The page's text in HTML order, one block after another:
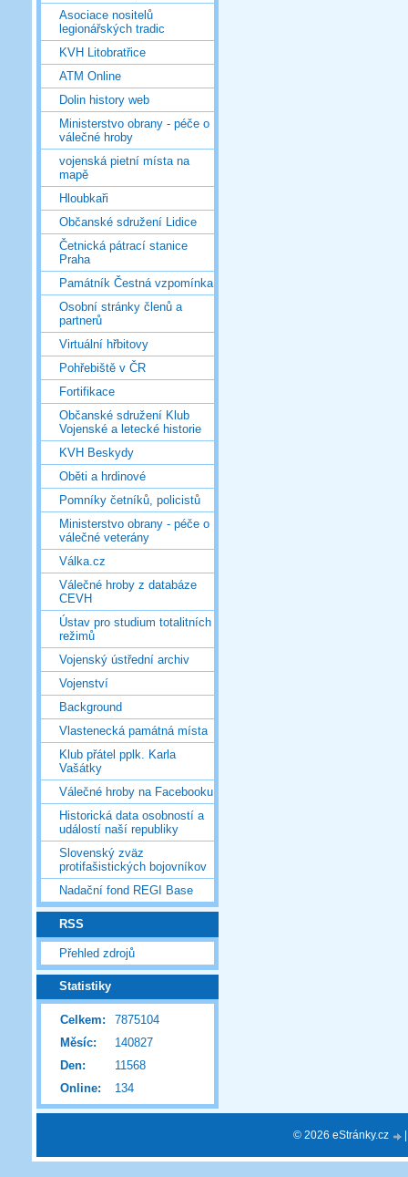
Asociace nositelů
legionářských tradic
KVH Litobratřice
ATM Online
Dolin history web
Ministerstvo obrany - péče o
válečné hroby
vojenská pietní místa na
mapě
Hloubkaři
Občanské sdružení Lidice
Četnická pátrací stanice
Praha
Památník Čestná vzpomínka
Osobní stránky členů a
partnerů
Virtuální hřbitovy
Pohřebiště v ČR
Fortifikace
Občanské sdružení Klub
Vojenské a letecké historie
KVH Beskydy
Oběti a hrdinové
Pomníky četníků, policistů
Ministerstvo obrany - péče o
válečné veterány
Válka.cz
Válečné hroby z databáze
CEVH
Ústav pro studium totalitních
režimů
Vojenský ústřední archiv
Vojenství
Background
Vlastenecká památná místa
Klub přátel pplk. Karla
Vašátky
Válečné hroby na Facebooku
Historická data osobností a
událostí naší republiky
Slovenský zväz
protifašistických bojovníkov
Nadační fond REGI Base
RSS
Přehled zdrojů
Statistiky
Online: 134
Celkem:
7875104
Měsíc:
140827
Den:
11568
© 2026 eStránky.cz